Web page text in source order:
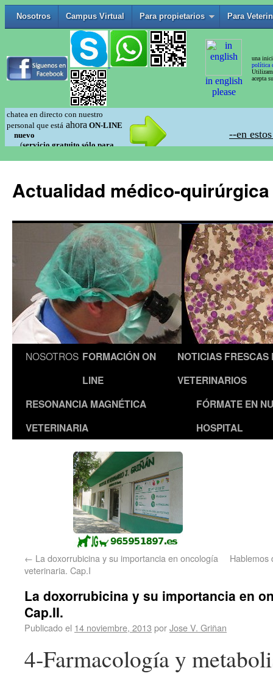
Actualidad médico-
NOSOTROS FORMACIÓN ON
LINE
NOTICIAS FRESCAS
VETERINARIOS
RESONANCIA MAGNÉTICA
VETERINARIA
FÓRMATE EN
HOSPITAL
← La doxorrubicina y su importancia en oncología
veterinaria. Cap.I
Hablemos
La doxorrubicina y su importancia en
Cap.II.
Publicado el 14 noviembre, 2013 porJose V. Griñan
4-Farmacología y